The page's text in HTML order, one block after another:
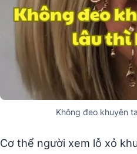
Không đeo khuyên
Cơ thể người xem lỗ xỏ